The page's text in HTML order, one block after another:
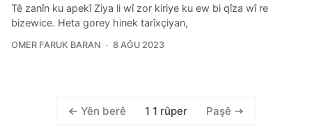
Tê zanîn ku apekî Ziya li wî zor kiriye ku ew bi qîza wî re
bizewice. Heta gorey hinek tarîxçiyan,
OMER FARUK BARAN 8 AĞU 2023
Yên berê 1 1 rûper Paşê